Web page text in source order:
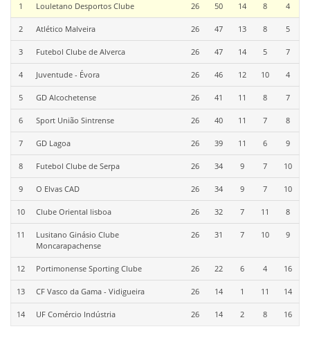
1 Louletano Desportos Clube 26 50 14 8 4
2 Atlético Malveira 26 47 13 8 5
3 Futebol Clube de Alverca 26 47 14 5 7
4 Juventude - Évora 26 46 12 10 4
5 GD Alcochetense 26 41 11 8 7
6 Sport União Sintrense 26 40 11 7 8
7 GD Lagoa 26 39 11 6 9
8 Futebol Clube de Serpa 26 34 9 7 10
9 O Elvas CAD 26 34 9 7 10
10 Clube Oriental lisboa 26 32 7 11 8
11
Lusitano Ginásio Clube
Moncarapachense
26 31 7 10 9
12 Portimonense Sporting Clube 26 22 6 4 16
13 CF Vasco da Gama - Vidigueira 26 14 1 11 14
14 UF Comércio Indústria 26 14 2 8 16